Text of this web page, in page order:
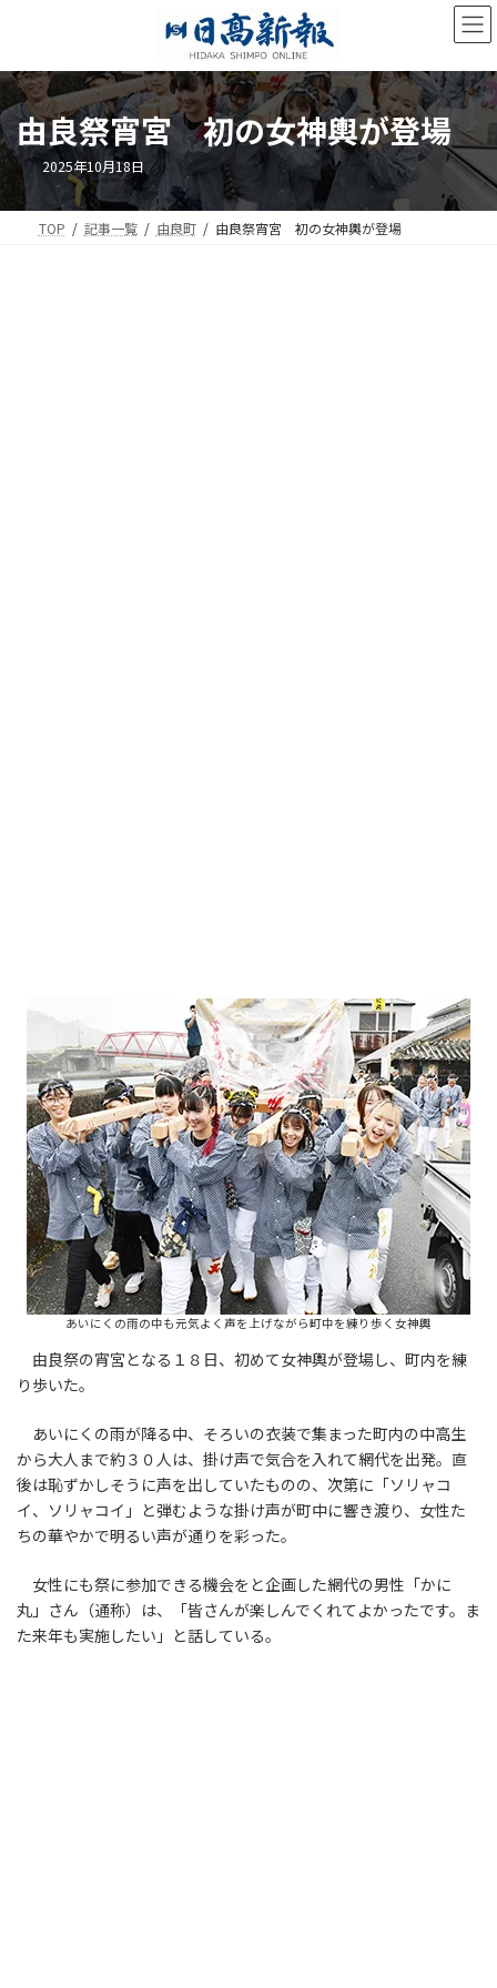
ン
へ
ス
キ
ッ
プ
ー
ョ
ン
に
移
動
由良祭宵宮 初の女神輿が登場
2025年10月18日
TOP 記事一覧 由良町 由良祭宵宮 初の女神輿が登場
あいにくの雨の中も元気よく声を上げながら町中を練り歩く女神輿
由良祭の宵宮となる１８日、初めて女神輿が登場し、町内を練
り歩いた。
あいにくの雨が降る中、そろいの衣装で集まった町内の中高生
から大人まで約３０人は、掛け声で気合を入れて網代を出発。直
後は恥ずかしそうに声を出していたものの、次第に「ソリャコ
イ、ソリャコイ」と弾むような掛け声が町中に響き渡り、女性た
ちの華やかで明るい声が通りを彩った。
女性にも祭に参加できる機会をと企画した網代の男性「かに
丸」さん（通称）は、「皆さんが楽しんでくれてよかったです。ま
た来年も実施したい」と話している。